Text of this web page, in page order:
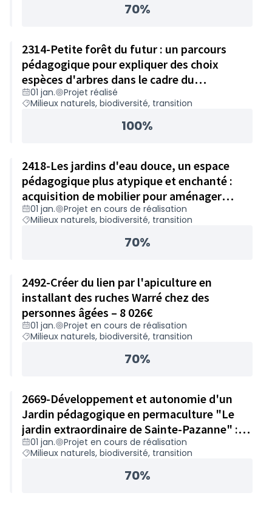
70%
2314-Petite forêt du futur : un parcours
pédagogique pour expliquer des choix
espèces d'arbres dans le cadre du
changement climatique – 50 000€
01 jan.
Projet réalisé
Milieux naturels, biodiversité, transition
100%
2418-Les jardins d'eau douce, un espace
pédagogique plus atypique et enchanté :
acquisition de mobilier pour aménager
l'espace – 42 000€
01 jan.
Projet en cours de réalisation
Milieux naturels, biodiversité, transition
70%
2492-Créer du lien par l'apiculture en
installant des ruches Warré chez des
personnes âgées – 8 026€
01 jan.
Projet en cours de réalisation
Milieux naturels, biodiversité, transition
70%
2669-Développement et autonomie d'un
Jardin pédagogique en permaculture "Le
jardin extraordinaire de Sainte-Pazanne" :
achat de matériel – 49 978€
01 jan.
Projet en cours de réalisation
Milieux naturels, biodiversité, transition
70%